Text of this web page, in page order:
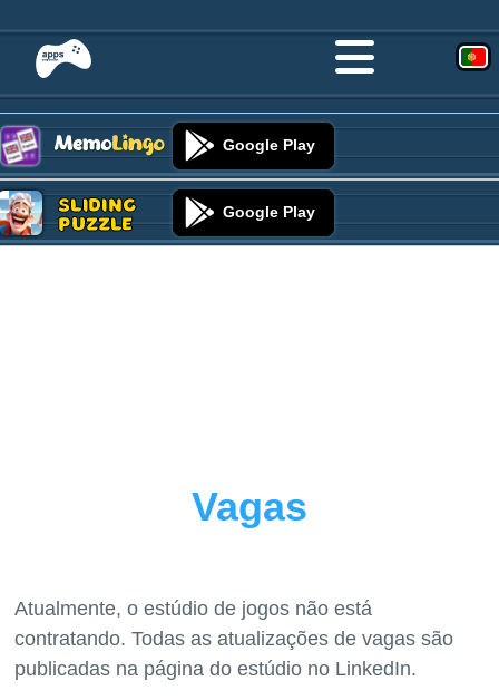
Google Play
Sliding
Puzzle Google Play
Vagas
Atualmente, o estúdio de jogos não está
contratando. Todas as atualizações de vagas são